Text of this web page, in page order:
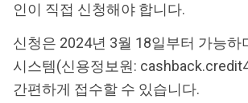
인이 직접 신청해야 합니다.
신청은 2024년 3월 18일부터 가능하
시스템(신용정보원:
간편하게 접수할 수 있습니다.